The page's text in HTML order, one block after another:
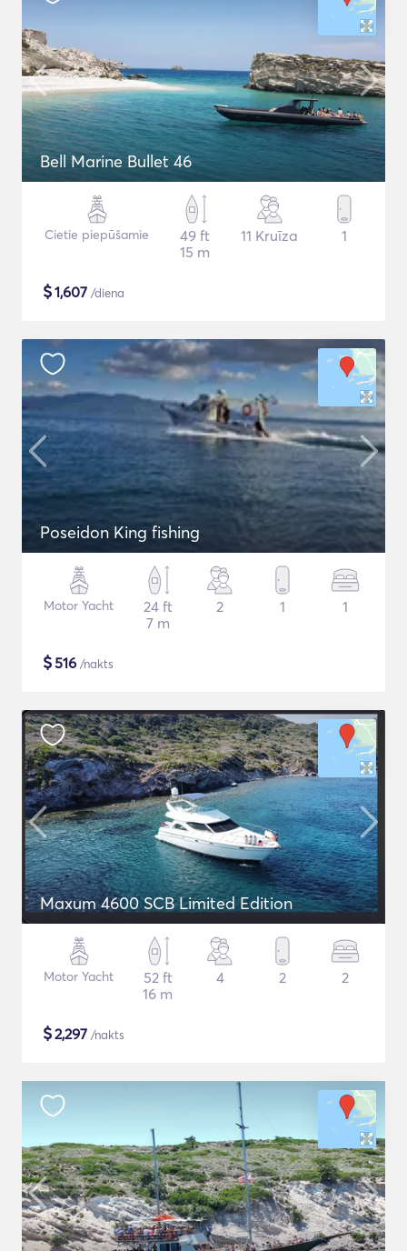
Bell Marine Bullet 46
Cietie piepūšamie
49 ft
15 m
11 Kruīza 1
$1,607 /diena
Poseidon King fishing
Motor Yacht
24 ft
7 m
2 1 1
$516 /nakts
Maxum 4600 SCB Limited Edition
Motor Yacht
52 ft
16 m
4 2 2
$2,297 /nakts